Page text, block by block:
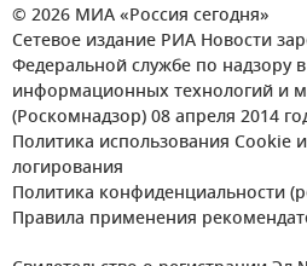
© 2026 МИА «Россия сегодня»
Сетевое издание РИА Новости
Федеральной службе по надзору
информационных технологий и
(Роскомнадзор) 08 апреля 2014
Политика использования Cookie
логирования
Политика конфиденциальности
Правила применения